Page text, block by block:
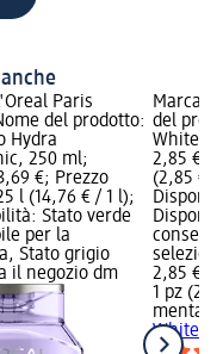
Paris
del prodotto:
Hydra
250 ml;
€; Prezzo
l (14,76 € / 1 l);
Stato verde
per la
Stato grigio
il negozio dm
Marca:
del
White
2,85 €;
(2,85 € /
2,85 €
1 pz
White